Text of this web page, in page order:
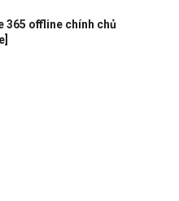
365 offline chính chủ